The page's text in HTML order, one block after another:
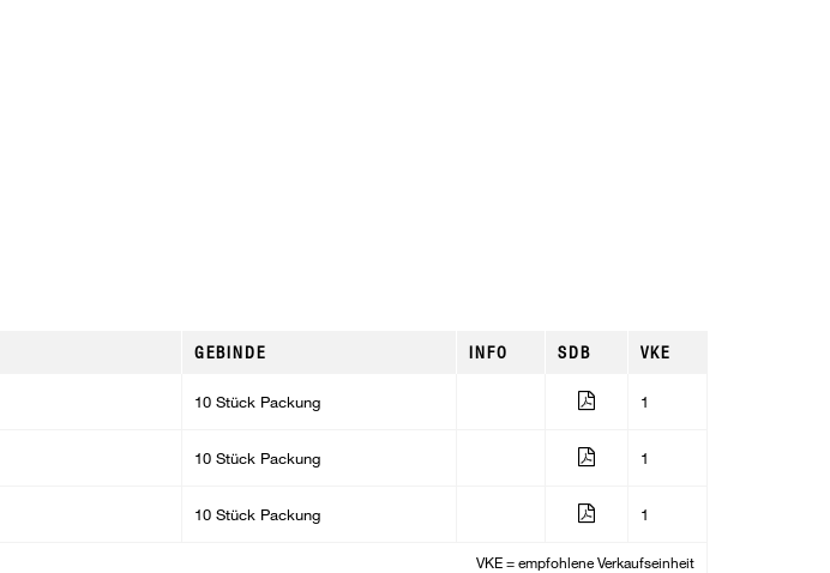
GEBINDE INFO SDB VKE
10 Stück Packung 1
10 Stück Packung 1
10 Stück Packung 1
VKE = empfohlene Verkaufseinheit